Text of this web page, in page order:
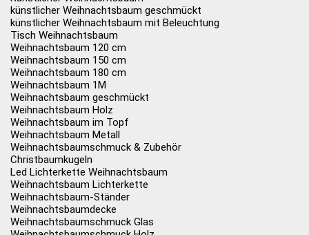
künstlicher Weihnachtsbaum geschmückt
künstlicher Weihnachtsbaum mit Beleuchtung
Tisch Weihnachtsbaum
Weihnachtsbaum 120 cm
Weihnachtsbaum 150 cm
Weihnachtsbaum 180 cm
Weihnachtsbaum 1M
Weihnachtsbaum geschmückt
Weihnachtsbaum Holz
Weihnachtsbaum im Topf
Weihnachtsbaum Metall
Weihnachtsbaumschmuck & Zubehör
Christbaumkugeln
Led Lichterkette Weihnachtsbaum
Weihnachtsbaum Lichterkette
Weihnachtsbaum-Ständer
Weihnachtsbaumdecke
Weihnachtsbaumschmuck Glas